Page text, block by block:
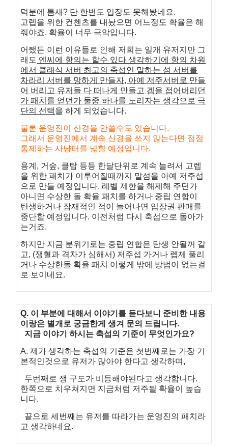
덕분에 틈새? 단 한번도 입장도 못해봤네요.
고렙을 위한 컨첸츠를 내놨으면 어느정도 확율은 해
줘야죠. 확율이 너무 극악입니다.
어쨌든 이런 이유들로 인해 저희는 일개 유저지만 그
래도 엔씨에 항의는 할수 있다 생각하기에 항의 차원
에서 클래식 서버 최고의 축섭인 말하는 섬 서버를
차라리 서버를 망하게 만들자, 아예 저주서버로 만들
어 버리고 유저들 다 떠나게 만들고 겜을 접어버리던
가 패치를 얻던가 둘중 하나를 노리자는 생각으로 극
단의 선택을 하게 되었습니다.
물론 운영진이 신경을 안쓸수도 있습니다.
그래서 운영진에서 계속 신경을 쓰지 않는다면 점점
통제하는 사냥터를 넓힐 예정입니다.
용계, 거숲, 클탑 등등 한달단위로 계속 늘려서 고렙
을 위한 패치가 이루어질때까지 말섬을 아예 저주섭
으로 만들 예정입니다. 레벨 제한을 해제해 주던가
아니면 수상한 돌 확율 패치를 하거나 중립 연합이
탄생하거나 잠재적인 적이 늘어나면 입장권 판매를
중단할 예정입니다. 이전처럼 다시 축섭으로 돌아가
는거죠.
하지만 지금 분위기로는 중립 연합은 탄생 안될꺼 같
고, (쟁혈과 격차가 심해서) 저주섭 가거나 렙제 풀리
거나 수상한돌 확율 패치 이렇게 밖에 방법이 없는걸
로 보이네요.
Q. 이 부분에 대해서 이야기를 듣다보니 준비한 내용
이랑은 별개로 궁금한게 생겨 문의 드립니다.
지금 이야기 하시는 축섭의 기준이 무엇인가요?
A. 제가 생각하는 축섭의 기준은 첫번째로는 가장 기
본적인것으로 유저가 많아야 한다고 생각하며,
두번째로 쟁 구도가 비등해야된다고 생각합니다.
한쪽으로 치우쳐지면 지금처럼 저주될 확율이 높습
니다.
끝으로 세번째는 유저를 따라가는 운영진의 패치라
고 생각하네요.